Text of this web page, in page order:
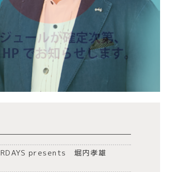
presents 堀内孝雄